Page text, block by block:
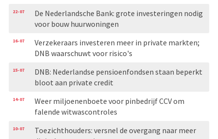
22-07
De Nederlandsche Bank: grote investeringen nodig
voor bouw huurwoningen
16-07
Verzekeraars investeren meer in private markten;
DNB waarschuwt voor risico's
15-07
DNB: Nederlandse pensioenfondsen staan beperkt
bloot aan private credit
14-07
Weer miljoenenboete voor pinbedrijf CCV om
falende witwascontroles
10-07
Toezichthouders: versnel de overgang naar meer